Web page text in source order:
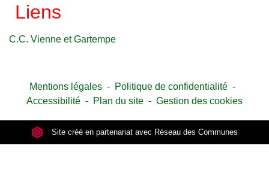
Liens
C.C. Vienne et Gartempe
Mentions légales - Politique de confidentialité -
Accessibilité - Plan du site - Gestion des cookies
Site créé en partenariat avec Réseau des Communes